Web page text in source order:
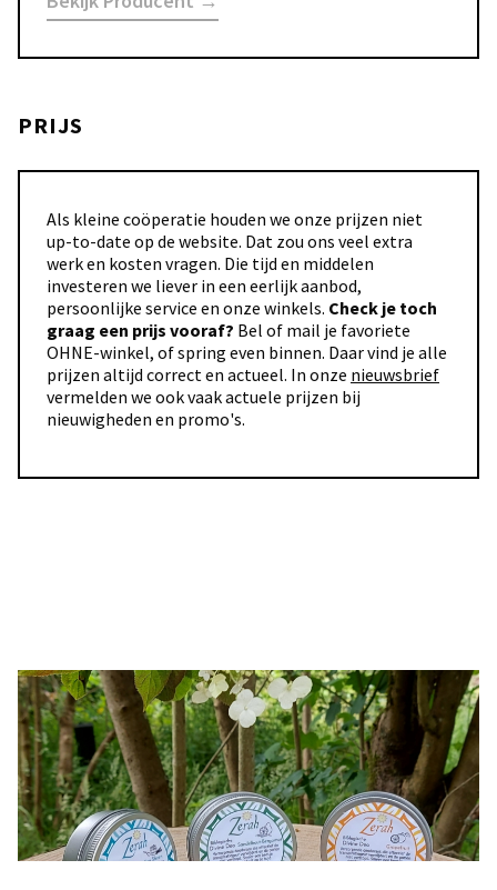
PRIJS
Als kleine coöperatie houden we onze prijzen niet
up-to-date op de website. Dat zou ons veel extra
werk en kosten vragen. Die tijd en middelen
investeren we liever in een eerlijk aanbod,
persoonlijke service en onze winkels. Check je toch
graag een prijs vooraf? Bel of mail je favoriete
OHNE-winkel, of spring even binnen. Daar vind je alle
prijzen altijd correct en actueel. In onze nieuwsbrief
vermelden we ook vaak actuele prijzen bij
nieuwigheden en promo's.